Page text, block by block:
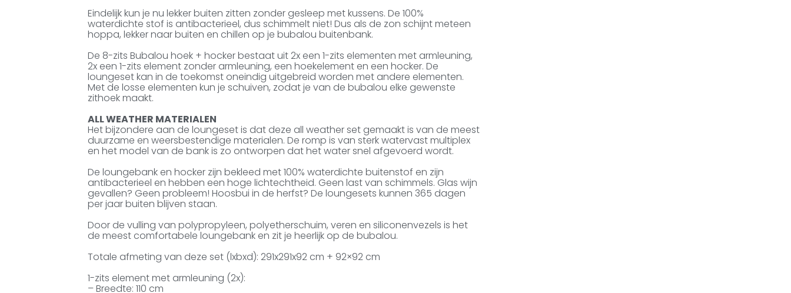
Eindelijk kun je nu lekker buiten zitten zonder gesleep met kussens. De 100%
waterdichte stof is antibacterieel, dus schimmelt niet! Dus als de zon schijnt meteen
hoppa, lekker naar buiten en chillen op je bubalou buitenbank.
De 8-zits Bubalou hoek + hocker bestaat uit 2x een 1-zits elementen met armleuning,
2x een 1-zits element zonder armleuning, een hoekelement en een hocker. De
loungeset kan in de toekomst oneindig uitgebreid worden met andere elementen.
Met de losse elementen kun je schuiven, zodat je van de bubalou elke gewenste
zithoek maakt.
ALL WEATHER MATERIALEN
Het bijzondere aan de loungeset is dat deze all weather set gemaakt is van de meest
duurzame en weersbestendige materialen. De romp is van sterk watervast multiplex
en het model van de bank is zo ontworpen dat het water snel afgevoerd wordt.
De loungebank en hocker zijn bekleed met 100% waterdichte buitenstof en zijn
antibacterieel en hebben een hoge lichtechtheid. Geen last van schimmels. Glas wijn
gevallen? Geen probleem! Hoosbui in de herfst? De loungesets kunnen 365 dagen
per jaar buiten blijven staan.
Door de vulling van polypropyleen, polyetherschuim, veren en siliconenvezels is het
de meest comfortabele loungebank en zit je heerlijk op de bubalou.
Totale afmeting van deze set (lxbxd): 291x291x92 cm + 92×92 cm
1-zits element met armleuning (2x):
– Breedte: 110 cm